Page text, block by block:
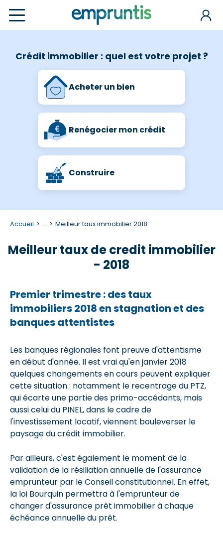
Crédit immobilier : quel est votre projet ?
Acheter un bien
Renégocier mon crédit
Construire
Accueil ... Meilleur taux immobilier 2018
Meilleur taux de credit immobilier
- 2018
Premier trimestre : des taux
immobiliers 2018 en stagnation et des
banques attentistes
Les banques régionales font preuve d'attentisme
en début d'année. Il est vrai qu'en janvier 2018
quelques changements en cours peuvent expliquer
cette situation : notamment le recentrage du PTZ,
qui écarte une partie des primo-accédants, mais
aussi celui du PINEL, dans le cadre de
l'investissement locatif, viennent bouleverser le
paysage du crédit immobilier.
Par ailleurs, c'est également le moment de la
validation de la résiliation annuelle de l'assurance
emprunteur par le Conseil constitutionnel. En effet,
la loi Bourquin permettra à l'emprunteur de
changer d'assurance prêt immobilier à chaque
échéance annuelle du prêt.